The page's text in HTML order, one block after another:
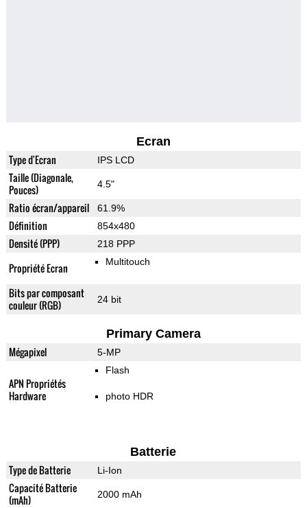
Ecran
Type d'Ecran IPS LCD
Taille (Diagonale,
Pouces)
4.5"
Ratio écran/appareil 61.9%
Définition 854x480
Densité (PPP) 218 PPP
Propriété Ecran Multitouch
Bits par composant
couleur (RGB)
24 bit
Primary Camera
Mégapixel 5-MP
APN Propriétés
Hardware
Flash
photo HDR
Batterie
Type de Batterie Li-Ion
Capacité Batterie
(mAh)
2000 mAh